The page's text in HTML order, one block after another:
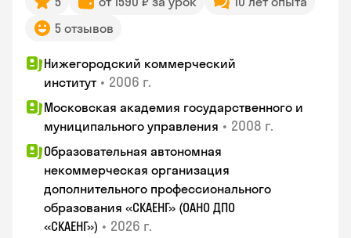
5 отзывов
Нижегородский коммерческий
институт • 2006 г.
Московская академия государственного и
муниципального управления • 2008 г.
Образовательная автономная
некоммерческая организация
дополнительного профессионального
образования «СКАЕНГ» (ОАНО ДПО
«СКАЕНГ») • 2026 г.